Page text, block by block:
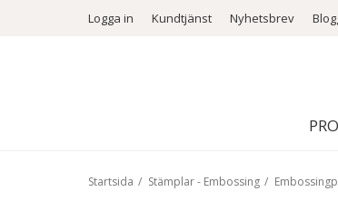
Logga in Kundtjänst Nyhetsbrev
Startsida / Stämplar - Embossing /